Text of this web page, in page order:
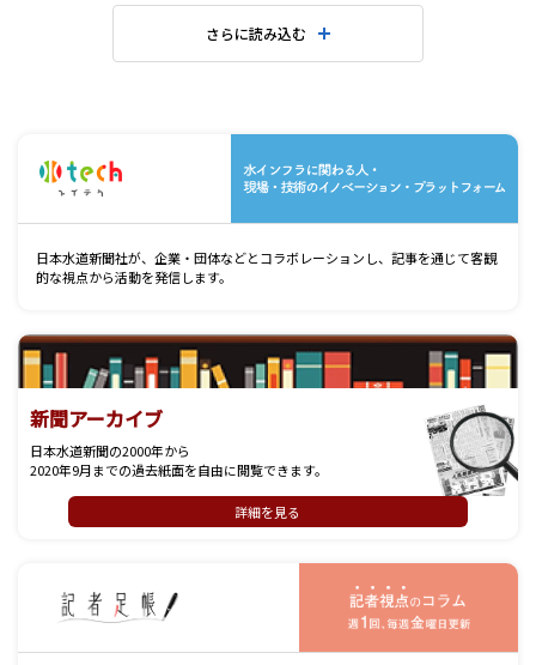
さらに読み込む
日本水道新聞社が、企業・団体などとコラボレーションし、記事を通じて客観
的な視点から活動を発信します。
新聞アーカイブ
日本水道新聞の2000年から
2020年9月までの過去紙面を自由に閲覧できます。
詳細を見る